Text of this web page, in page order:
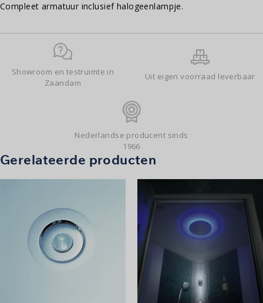
aantal
Compleet armatuur inclusief halogeenlampje.
Showroom en testruimte in
Zaandam
Uit eigen voorraad leverbaar
Nederlandse producent sinds
1966
Gerelateerde producten